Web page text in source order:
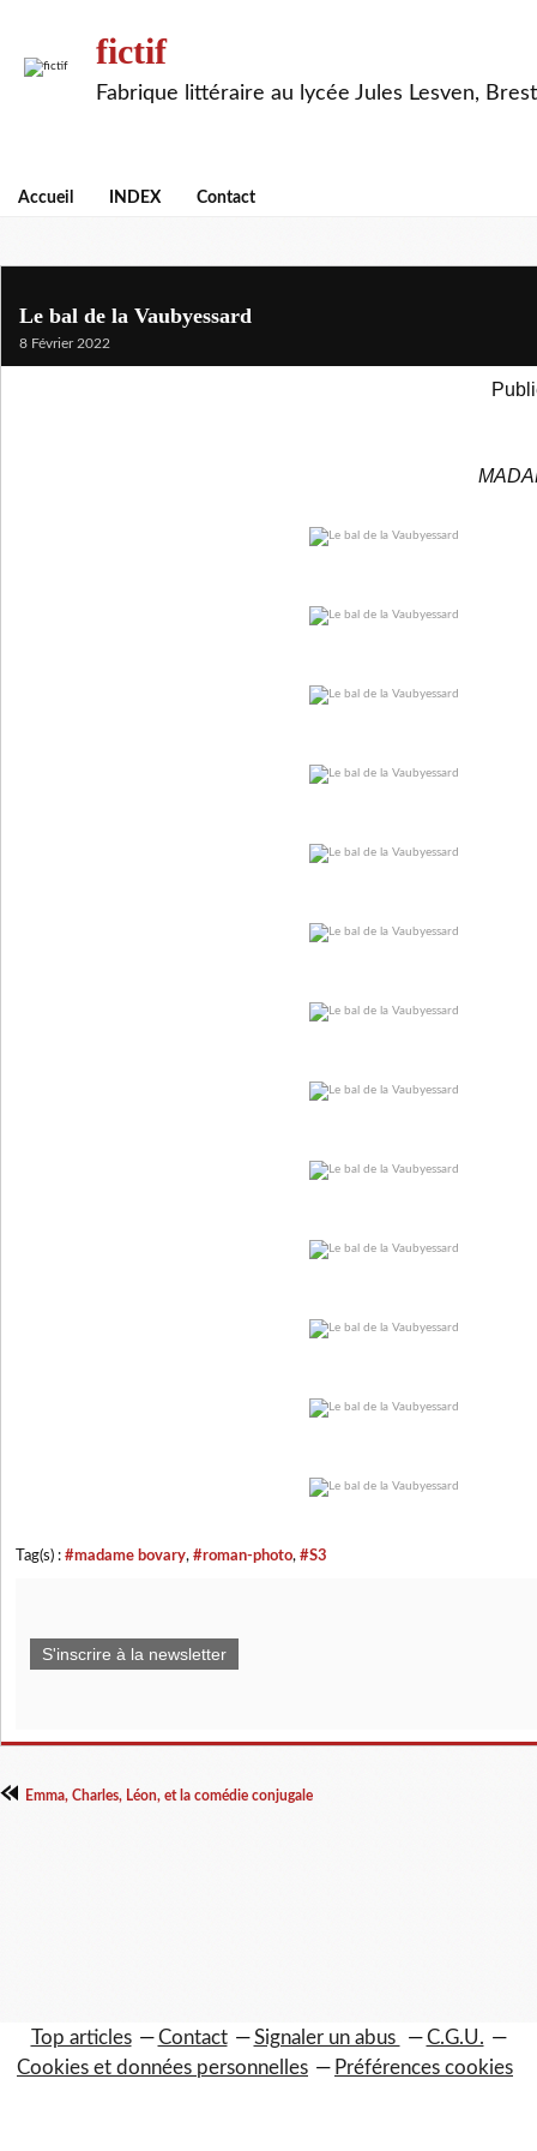
fictif
Fabrique littéraire au lycée Jules Lesven, Brest
Accueil INDEX Contact
Le bal de la Vaubyessard
8 Février 2022
Tag(s) : #madame bovary, #roman-photo, #S3
S'inscrire à la newsletter
Emma, Charles, Léon, et la comédie conjugale
Top articles Contact Signaler un abus
C.G.U.
Cookies et données personnelles
Préférences cookies